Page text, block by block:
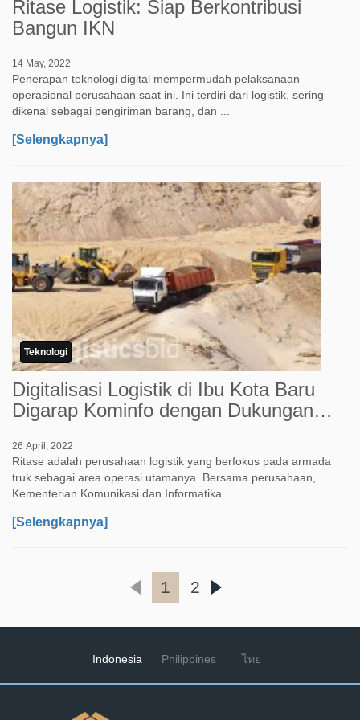
Ritase Logistik: Siap Berkontribusi
Bangun IKN
14 May, 2022
Penerapan teknologi digital mempermudah pelaksanaan
operasional perusahaan saat ini. Ini terdiri dari logistik, sering
dikenal sebagai pengiriman barang, dan ...
[Selengkapnya]
Teknologi
Digitalisasi Logistik di Ibu Kota Baru
Digarap Kominfo dengan Dukungan
26 April, 2022
Ritase adalah perusahaan logistik yang berfokus pada armada
truk sebagai area operasi utamanya. Bersama perusahaan,
Kementerian Komunikasi dan Informatika ...
[Selengkapnya]
1 2
Indonesia Philippines ไทย